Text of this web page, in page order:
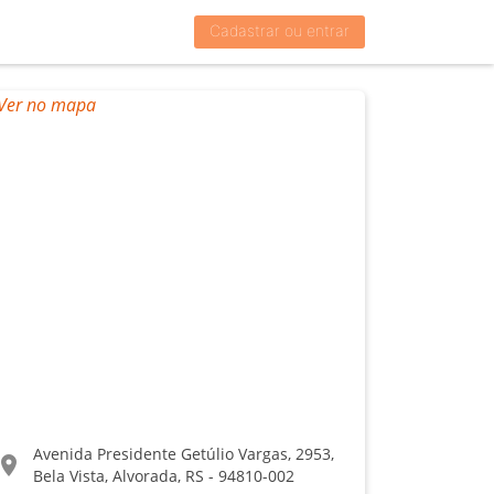
Cadastrar ou entrar
Avenida Presidente Getúlio Vargas, 2953,
Bela Vista, Alvorada, RS - 94810-002